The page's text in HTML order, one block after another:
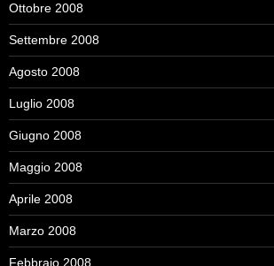
Ottobre 2008
Settembre 2008
Agosto 2008
Luglio 2008
Giugno 2008
Maggio 2008
Aprile 2008
Marzo 2008
Febbraio 2008